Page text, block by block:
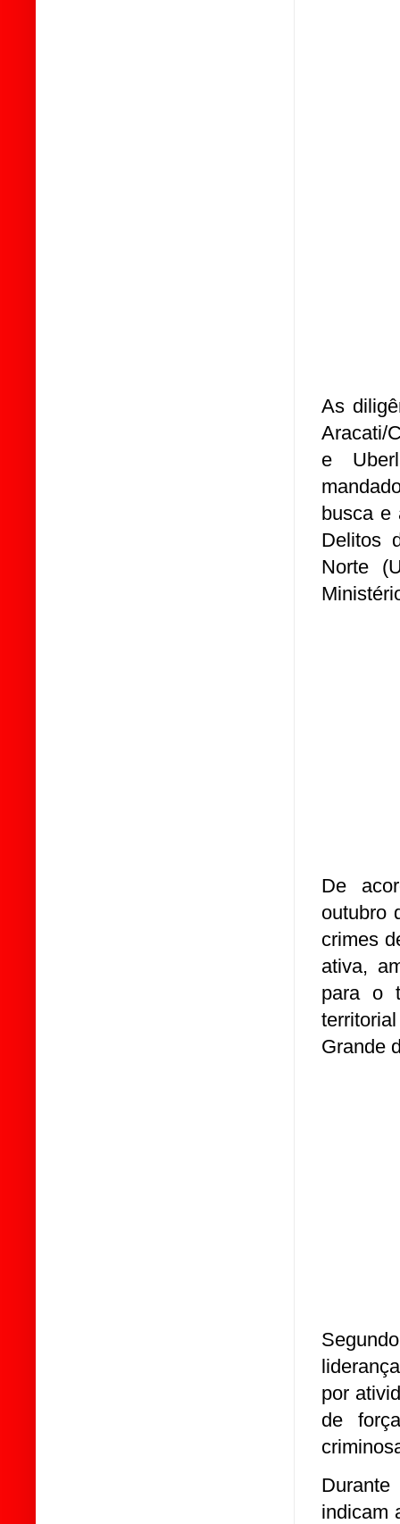
As
Aracati/
e
busca e
Delitos
Norte
De
outubro
crimes
ativa,
para o
Grande
por
de
indicam